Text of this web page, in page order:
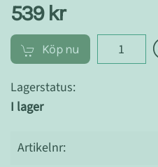
539 kr
Köp nu
Lagerstatus:
I lager
Artikelnr: